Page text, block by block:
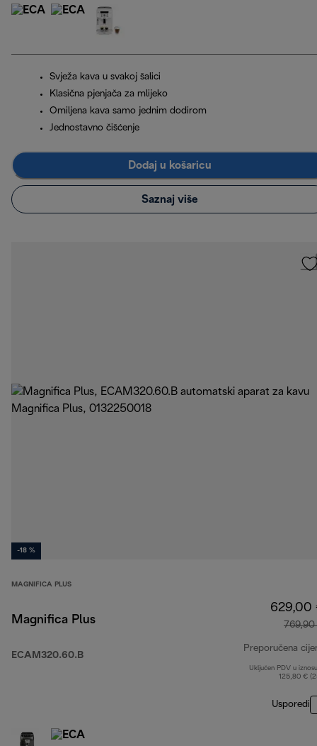
Svježa kava u svakoj šalici
Klasična pjenjača za mlijeko
Omiljena kava samo jednim dodirom
Jednostavno čišćenje
Dodaj u košaricu
Saznaj više
-18 %
MAGNIFICA PLUS
Magnifica Plus
ECAM320.60.B
629,00
Preporučena
Uključen PDV u
125,80 €
Usporedi